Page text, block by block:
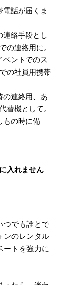
電話が届くま
連絡手段とし
の連絡用に。
ベントでのス
の社員用携帯
の連絡用、あ
替機として。
もの時に備
入れません
つでも誰とで
ンのレンタル
ートを強力に